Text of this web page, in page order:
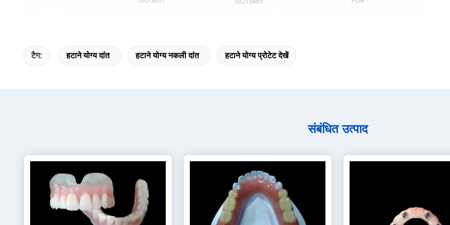
टैग: हटाने योग्य दांत हटाने योग्य नकली दांत हटाने योग्य प्रोटेट देखें
संबंधित उत्पाद